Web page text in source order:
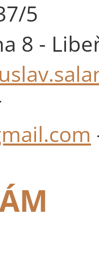
5
8 -